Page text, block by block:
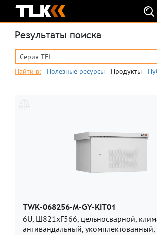
Найти
Результаты поиска
Найти в: Полезные ресурсы Продукты
TWK-068256-M-GY-KIT01
6U, Ш821хГ566, цельносварной,
антивандальный,